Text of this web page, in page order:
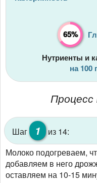
65%
Нутриенты и
на
Процесс
Шаг 1
из 14:
Молоко подогреваем,
добавляем в него
оставляем на 10-15